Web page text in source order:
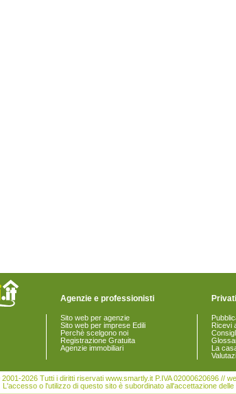
Agenzie e professionisti
Sito web per agenzie
Sito web per imprese Edili
Perchè scelgono noi
Registrazione Gratuita
Agenzie immobiliari
Privati
Ricevi
La
2026 Tutti i diritti riservati www.smartly.it P.IVA 02000620696 //
L'accesso o l'utilizzo di questo sito è subordinato all'accettazione delle